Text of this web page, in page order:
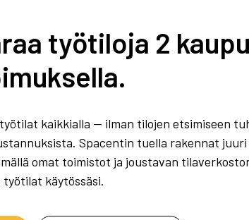
työtiloja 2
kaikkialla — ilman tilojen etsimiseen
Spacentin tuella rakennat juuri
omat toimistot ja joustavan
käytössäsi.